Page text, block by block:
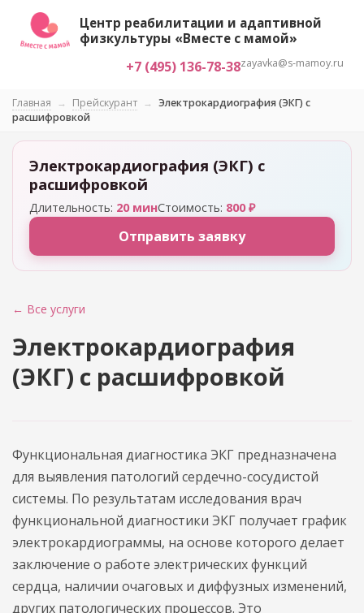
Центр реабилитации и адаптивной
физкультуры «Вместе с мамой»
+7 (495) 136-78-38zayavka@s-mamoy.ru
Главная → Прейскурант → Электрокардиография (ЭКГ) с
расшифровкой
Электрокардиография (ЭКГ) с
расшифровкой
Длительность: 20 минСтоимость: 800 ₽
Отправить заявку
← Все услуги
Электрокардиография
(ЭКГ) с расшифровкой
Функциональная диагностика ЭКГ предназначена
для выявления патологий сердечно-сосудистой
системы. По результатам исследования врач
функциональной диагностики ЭКГ получает график
электрокардиограммы, на основе которого делает
заключение о работе электрических функций
сердца, наличии очаговых и диффузных изменений,
других патологических процессов. Это